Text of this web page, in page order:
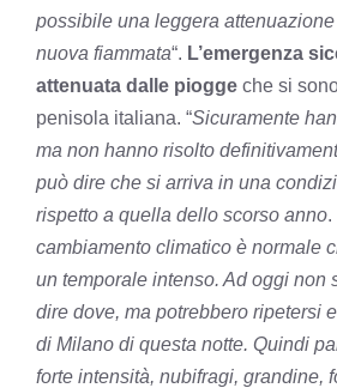
possibile una leggera
nuova fiammata“. L’emergenza
attenuata dalle piogge che si
penisola italiana. “Sicuramente
ma non hanno risolto
può dire che si arriva in una
rispetto a quella dello scorso anno.
cambiamento climatico è normale
un temporale intenso. Ad oggi non
dire dove, ma potrebbero ripetersi
di Milano di questa notte. Quindi
forte intensità, nubifragi, grandine,